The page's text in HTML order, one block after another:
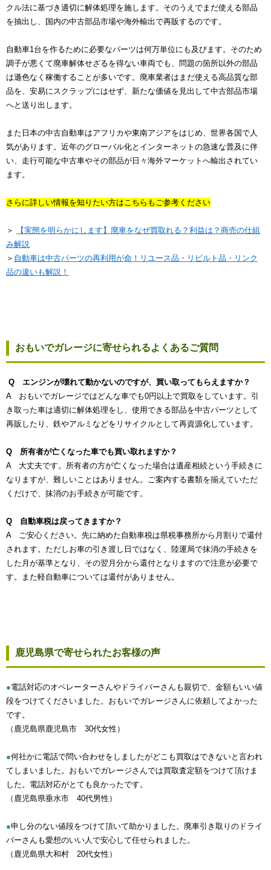
クル法に基づき適切に解体処理を施します。そのうえでまだ使える部品
を抽出し、国内の中古部品市場や海外輸出で再販するのです。
自動車1台を作るために必要なパーツは何万単位にも及びます。そのため
調子が悪くて廃車解体せざるを得ない車両でも、問題の箇所以外の部品
は遜色なく稼働することが多いです。廃車業者はまだ使える高品質な部
品を、安易にスクラップにはせず、新たな価値を見出して中古部品市場
へと送り出します。
また日本の中古自動車はアフリカや東南アジアをはじめ、世界各国で人
気があります。近年のグローバル化とインターネットの急速な普及に伴
い、走行可能な中古車やその部品が日々海外マーケットへ輸出されてい
ます。
さらに詳しい情報を知りたい方はこちらもご参考ください
＞
【実態を明らかにします】廃車をなぜ買取れる？利益は？商売の仕組
み解説
＞ 自動車は中古パーツの再利用が命！リユース品・リビルト品・リンク
品の違いも解説！
おもいでガレージに寄せられるよくあるご質問
Q エンジンが壊れて動かないのですが、買い取ってもらえますか？
A おもいでガレージではどんな車でも0円以上で買取をしています。引
き取った車は適切に解体処理をし、使用できる部品を中古パーツとして
再販したり、鉄やアルミなどをリサイクルとして再資源化しています。
Q 所有者が亡くなった車でも買い取れますか？
A 大丈夫です。所有者の方が亡くなった場合は遺産相続という手続きに
なりますが、難しいことはありません。ご案内する書類を揃えていただ
くだけで、抹消のお手続きが可能です。
Q 自動車税は戻ってきますか？
A ご安心ください。先に納めた自動車税は県税事務所から月割りで還付
されます。ただしお車の引き渡し日ではなく、陸運局で抹消の手続きを
した月が基準となり、その翌月分から還付となりますので注意が必要で
す。また軽自動車については還付がありません。
鹿児島県で寄せられたお客様の声
●電話対応のオペレーターさんやドライバーさんも親切で、金額もいい値
段をつけてくださいました。おもいでガレージさんに依頼してよかった
です。
（鹿児島県鹿児島市 30代女性）
●何社かに電話で問い合わせをしましたがどこも買取はできないと言われ
てしまいました。おもいでガレージさんでは買取査定額をつけて頂けま
した。電話対応がとても良かったです。
（鹿児島県垂水市 40代男性）
●申し分のない値段をつけて頂いて助かりました。廃車引き取りのドライ
バーさんも愛想のいい人で安心して任せられました。
（鹿児島県大和村 20代女性）